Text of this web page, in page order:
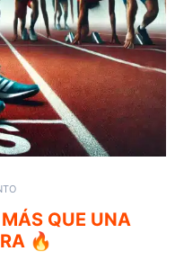
QUE UNA
🔥